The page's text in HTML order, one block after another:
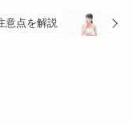
意点を解説